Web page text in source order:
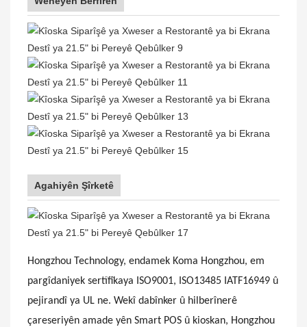
Agahiyên Şîrketê
Hongzhou Technology, endamek Koma Hongzhou, em
pargîdaniyek sertîfîkaya ISO9001, ISO13485 IATF16949 û
pejirandî ya UL ne. Wekî dabînker û hilberînerê
çareseriyên amade yên Smart POS û kioskan, Hongzhou